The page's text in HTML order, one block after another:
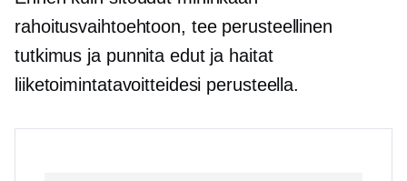
rahoitusvaihtoehtoon, tee perusteellinen
tutkimus ja punnita edut ja haitat
liiketoimintatavoitteidesi perusteella.